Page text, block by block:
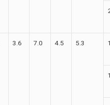
3.6 7.0 4.5 5.3